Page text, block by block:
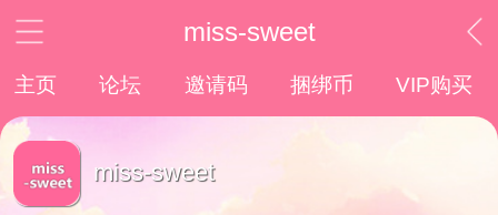
miss-sweet
主页 论坛 邀请码 捆绑币 VIP购买
miss-sweet